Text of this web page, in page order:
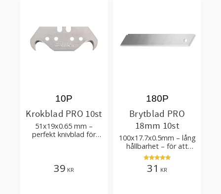
Krokblad PRO 10st
51x19x0.65 mm –
perfekt knivblad för
10P
39 KR
Brytblad PRO
18mm 10st
100x17.7x0.5mm – lång
hållbarhet – för att
skära kartong, tapet
och golvmaterial
180P
31 KR